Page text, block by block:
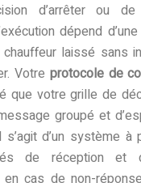
d’arrêter ou de
dépend
chauffeur laissé sans
Votre protocole de
que votre grille de
groupé et
s’agit d’un système à
de réception et
en cas de non-